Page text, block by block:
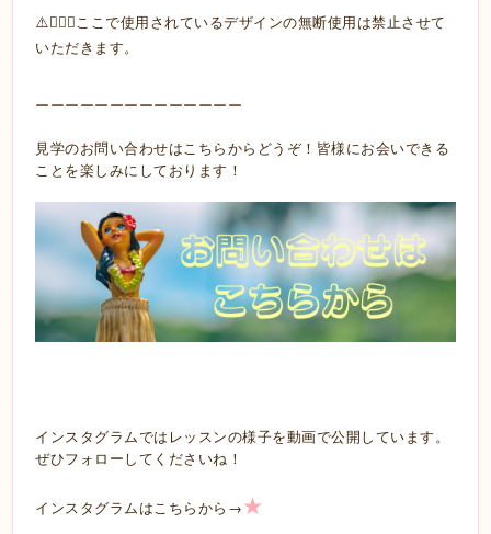
⚠️🙅🏼‍♀️ここで使用されているデザインの無断使用は禁止させて
いただきます。
ーーーーーーーーーーーーーー
見学のお問い合わせはこちらからどうぞ！皆様にお会いできる
ことを楽しみにしております！
インスタグラムではレッスンの様子を動画で公開しています。
ぜひフォローしてくださいね！
インスタグラムはこちらから →★